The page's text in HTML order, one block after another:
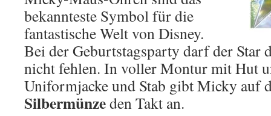
bekannteste Symbol für die
fantastische Welt von Disney.
Bei der Geburtstagsparty darf der Star
nicht fehlen. In voller Montur mit Hut
Uniformjacke und Stab gibt Micky auf
Silbermünzeden Takt an.